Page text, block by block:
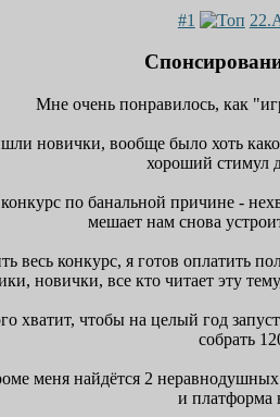
#1
Мне очень понравилось, как
новички, вообще было хоть
хороший стимул
по банальной причине -
мешает нам снова
весь конкурс, я готов
новички, все кто читает эту
хватит, чтобы на целый год
собрать
меня найдётся 2
и платформа